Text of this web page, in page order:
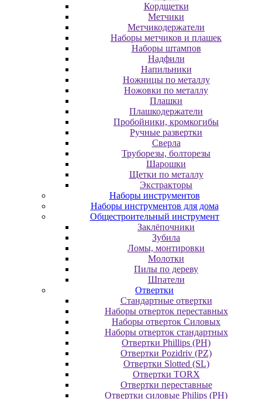
Кордщетки
Метчики
Метчикодержатели
Наборы метчиков и плашек
Наборы штампов
Надфили
Напильники
Ножницы по металлу
Ножовки по металлу
Плашки
Плашкодержатели
Пробойники, кромкогибы
Ручные развертки
Сверла
Труборезы, болторезы
Шарошки
Щетки по металлу
Экcтpaктopы
Наборы инструментов
Наборы инструментов для дома
Общестроительный инструмент
Заклёпочники
Зубила
Ломы, монтировки
Молотки
Пилы по дереву
Шпатели
Отвертки
Cтандартные отвертки
Наборы отверток переставных
Наборы отверток Силовых
Наборы отверток стандартных
Отвертки Phillips (PH)
Отвертки Pozidriv (PZ)
Отвертки Slotted (SL)
Отвертки TORX
Отвертки переставные
Отвертки силовые Philips (PH)